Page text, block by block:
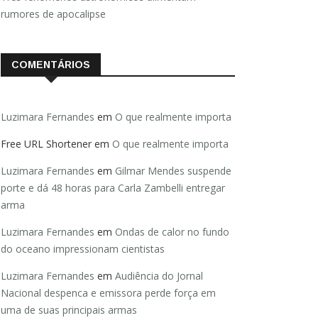
rumores de apocalipse
COMENTÁRIOS
Luzimara Fernandes em O que realmente importa
Free URL Shortener em O que realmente importa
Luzimara Fernandes em Gilmar Mendes suspende
porte e dá 48 horas para Carla Zambelli entregar
arma
Luzimara Fernandes em Ondas de calor no fundo
do oceano impressionam cientistas
Luzimara Fernandes em Audiência do Jornal
Nacional despenca e emissora perde força em
uma de suas principais armas